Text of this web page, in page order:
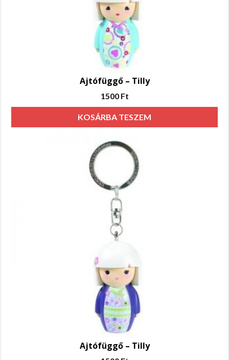
Ajtófüggő – Tilly
1500 Ft
KOSÁRBA TESZEM
Ajtófüggő – Tilly